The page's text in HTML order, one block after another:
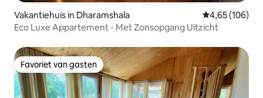
Vakantiehuis in Dharamshala Gemiddelde
4,65 (106)
Eco Luxe Appartement - Met Zonsopgang Uitzicht
Favoriet van gasten
Favoriet van gasten